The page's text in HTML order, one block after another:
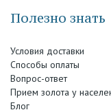
Полезно знать
Условия доставки
Способы оплаты
Вопрос-ответ
Прием золота у
Блог